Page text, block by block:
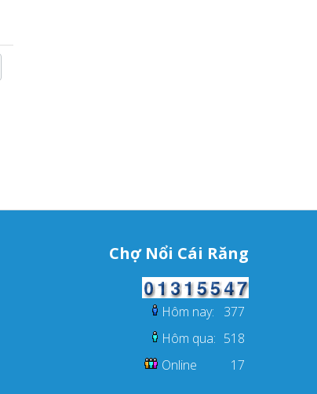
Chợ Nổi Cái Răng
Hôm nay:
377
Hôm qua: 518
Online
17